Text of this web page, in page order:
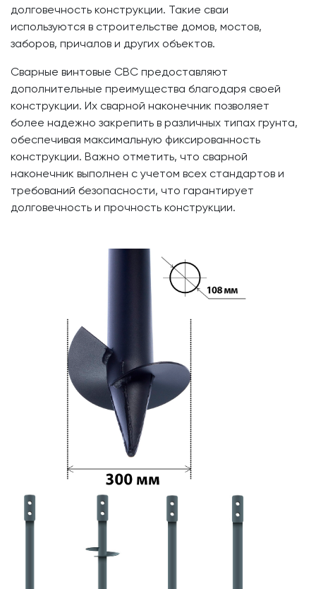
долговечность конструкции. Такие сваи
используются в строительстве домов, мостов,
заборов, причалов и других объектов.
Сварные винтовые СВС предоставляют
дополнительные преимущества благодаря своей
конструкции. Их сварной наконечник позволяет
более надежно закрепить в различных типах грунта,
обеспечивая максимальную фиксированность
конструкции. Важно отметить, что сварной
наконечник выполнен с учетом всех стандартов и
требований безопасности, что гарантирует
долговечность и прочность конструкции.